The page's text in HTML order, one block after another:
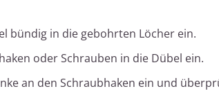
bündig in die gebohrten Löcher ein.
oder Schrauben in die Dübel ein.
an den Schraubhaken ein und